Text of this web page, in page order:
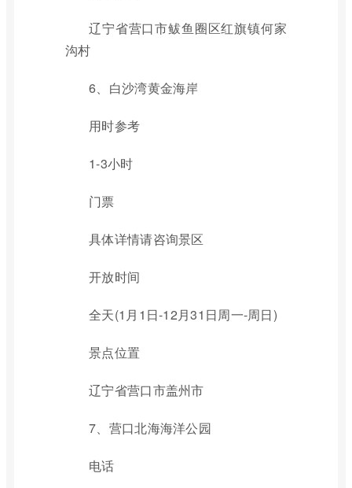
辽宁省营口市鲅鱼圈区红旗镇何家
沟村
6、白沙湾黄金海岸
用时参考
1-3小时
门票
具体详情请咨询景区
开放时间
全天(1月1日-12月31日周一-周日)
景点位置
辽宁省营口市盖州市
7、营口北海海洋公园
电话